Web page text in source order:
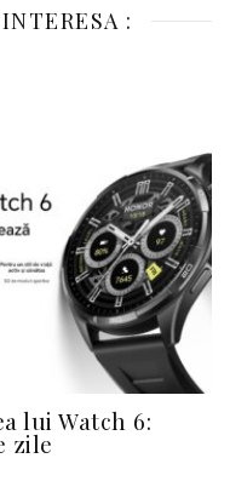
:
lui Watch 6:
zile